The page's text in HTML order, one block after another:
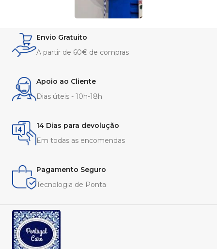
Envio Gratuito
A partir de 60€ de compras
Apoio ao Cliente
Dias úteis - 10h-18h
14 Dias para devolução
Em todas as encomendas
Pagamento Seguro
Tecnologia de Ponta